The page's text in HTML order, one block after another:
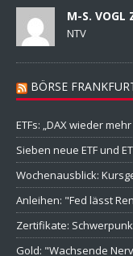
M-S. VOGL
NTV
BÖRSE
ETFs: „DAX wieder
Sieben neue ETF und
Wochenausblick:
Anleihen: "Fed lässt
Zertifikate:
Gold: "Wachsende